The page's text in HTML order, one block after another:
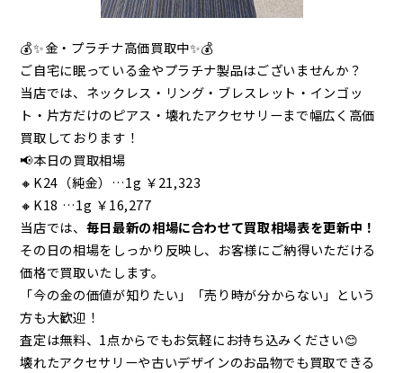
💰✨金・プラチナ高価買取中✨💰
ご自宅に眠っている金やプラチナ製品はございませんか？
当店では、ネックレス・リング・ブレスレット・インゴッ
ト・片方だけのピアス・壊れたアクセサリーまで幅広く高価
買取しております！
📢本日の買取相場
🔸K24（純金）…1g ￥21,323
🔸K18 …1g ￥16,277
当店では、 毎日最新の相場に合わせて買取相場表を更新中！
その日の相場をしっかり反映し、お客様にご納得いただける
価格で買取いたします。
「今の金の価値が知りたい」「売り時が分からない」という
方も大歓迎！
査定は無料、1点からでもお気軽にお持ち込みください😊
壊れたアクセサリーや古いデザインのお品物でも買取できる